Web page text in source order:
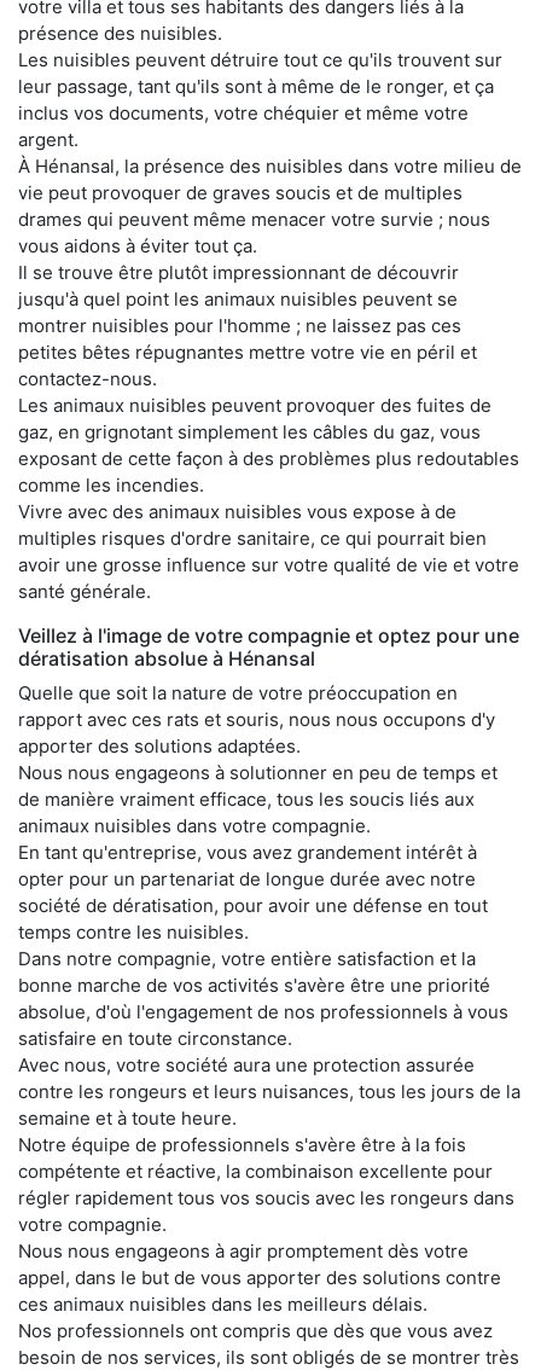
votre villa et tous ses habitants des dangers liés à la
présence des nuisibles.
Les nuisibles peuvent détruire tout ce qu'ils trouvent sur
leur passage, tant qu'ils sont à même de le ronger, et ça
inclus vos documents, votre chéquier et même votre
argent.
À Hénansal, la présence des nuisibles dans votre milieu de
vie peut provoquer de graves soucis et de multiples
drames qui peuvent même menacer votre survie ; nous
vous aidons à éviter tout ça.
Il se trouve être plutôt impressionnant de découvrir
jusqu'à quel point les animaux nuisibles peuvent se
montrer nuisibles pour l'homme ; ne laissez pas ces
petites bêtes répugnantes mettre votre vie en péril et
contactez-nous.
Les animaux nuisibles peuvent provoquer des fuites de
gaz, en grignotant simplement les câbles du gaz, vous
exposant de cette façon à des problèmes plus redoutables
comme les incendies.
Vivre avec des animaux nuisibles vous expose à de
multiples risques d'ordre sanitaire, ce qui pourrait bien
avoir une grosse influence sur votre qualité de vie et votre
santé générale.
Veillez à l'image de votre compagnie et optez pour une
dératisation absolue à Hénansal
Quelle que soit la nature de votre préoccupation en
rapport avec ces rats et souris, nous nous occupons d'y
apporter des solutions adaptées.
Nous nous engageons à solutionner en peu de temps et
de manière vraiment efficace, tous les soucis liés aux
animaux nuisibles dans votre compagnie.
En tant qu'entreprise, vous avez grandement intérêt à
opter pour un partenariat de longue durée avec notre
société de dératisation, pour avoir une défense en tout
temps contre les nuisibles.
Dans notre compagnie, votre entière satisfaction et la
bonne marche de vos activités s'avère être une priorité
absolue, d'où l'engagement de nos professionnels à vous
satisfaire en toute circonstance.
Avec nous, votre société aura une protection assurée
contre les rongeurs et leurs nuisances, tous les jours de la
semaine et à toute heure.
Notre équipe de professionnels s'avère être à la fois
compétente et réactive, la combinaison excellente pour
régler rapidement tous vos soucis avec les rongeurs dans
votre compagnie.
Nous nous engageons à agir promptement dès votre
appel, dans le but de vous apporter des solutions contre
ces animaux nuisibles dans les meilleurs délais.
Nos professionnels ont compris que dès que vous avez
besoin de nos services, ils sont obligés de se montrer très